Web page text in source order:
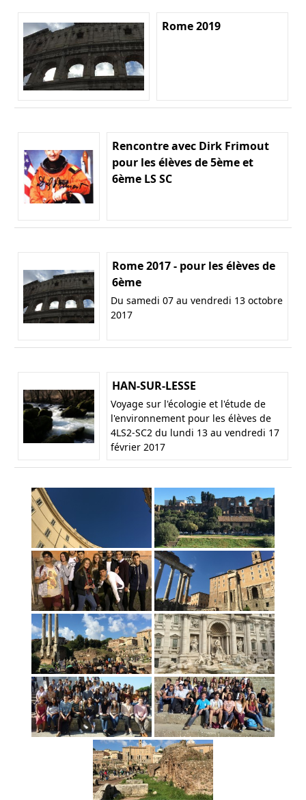
Rome 2019
Rencontre avec Dirk Frimout
pour les élèves de 5ème et
6ème LS SC
Rome 2017 - pour les élèves de
6ème
Du samedi 07 au vendredi 13 octobre
2017
HAN-SUR-LESSE
Voyage sur l'écologie et l'étude de
l'environnement pour les élèves de
4LS2-SC2 du lundi 13 au vendredi 17
février 2017